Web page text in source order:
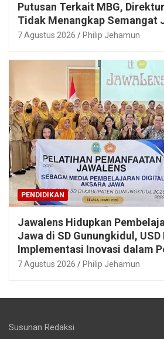
Putusan Terkait MBG,
Tidak Menangkap Semangat
7 Agustus 2026 Philip Jehamun
PENDIDIKAN
Jawalens Hidupkan
Jawa di SD Gunungkidul, USD
Implementasi Inovasi dalam
7 Agustus 2026 Philip Jehamun
Susunan Redaksi